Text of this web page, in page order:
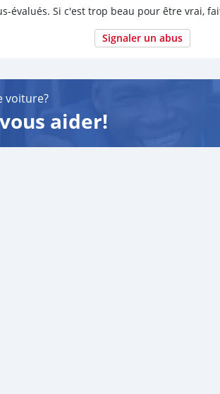
évalués. Si c'est trop beau pour être vrai,
Signaler un abus
voiture?
aider!